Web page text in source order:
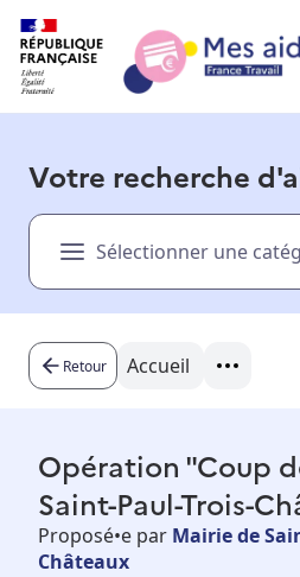
Présentation vidéo
Besoin d'aide ?
Votre recherche
Sélectionner une
Retour Accueil
Opération "Coup
Saint-Paul-Trois-
Proposé•e par Mairie de
Châteaux